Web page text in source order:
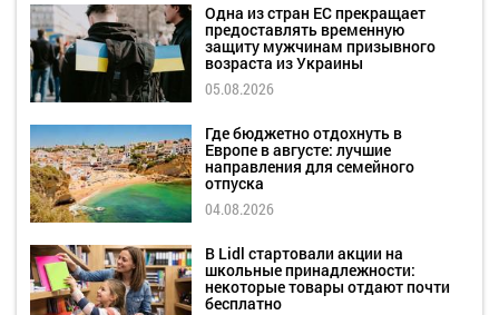
Одна из стран ЕС прекращает
предоставлять временную
защиту мужчинам призывного
возраста из Украины
05.08.2026
Где бюджетно отдохнуть в
Европе в августе: лучшие
направления для семейного
отпуска
04.08.2026
В Lidl стартовали акции на
школьные принадлежности:
некоторые товары отдают почти
бесплатно